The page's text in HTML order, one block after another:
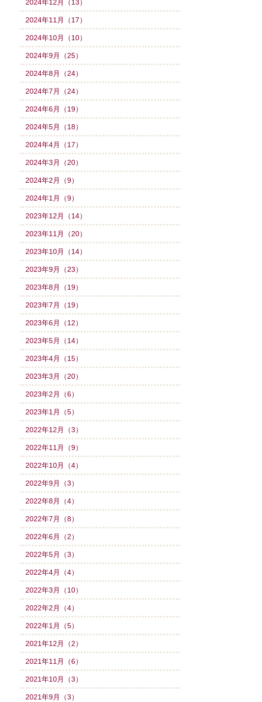
2024年12月（13）
2024年11月（17）
2024年10月（10）
2024年9月（25）
2024年8月（24）
2024年7月（24）
2024年6月（19）
2024年5月（18）
2024年4月（17）
2024年3月（20）
2024年2月（9）
2024年1月（9）
2023年12月（14）
2023年11月（20）
2023年10月（14）
2023年9月（23）
2023年8月（19）
2023年7月（19）
2023年6月（12）
2023年5月（14）
2023年4月（15）
2023年3月（20）
2023年2月（6）
2023年1月（5）
2022年12月（3）
2022年11月（9）
2022年10月（4）
2022年9月（3）
2022年8月（4）
2022年7月（8）
2022年6月（2）
2022年5月（3）
2022年4月（4）
2022年3月（10）
2022年2月（4）
2022年1月（5）
2021年12月（2）
2021年11月（6）
2021年10月（3）
2021年9月（3）